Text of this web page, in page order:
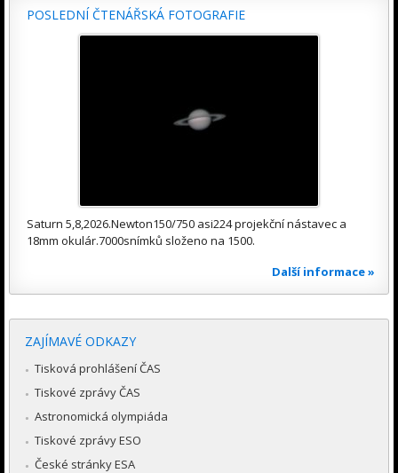
POSLEDNÍ ČTENÁŘSKÁ FOTOGRAFIE
Saturn 5,8,2026.Newton150/750 asi224 projekční nástavec a
18mm okulár.7000snímků složeno na 1500.
Další informace »
ZAJÍMAVÉ ODKAZY
Tisková prohlášení ČAS
Tiskové zprávy ČAS
Astronomická olympiáda
Tiskové zprávy ESO
České stránky ESA